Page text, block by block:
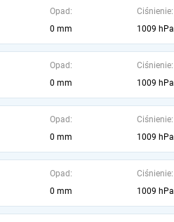
Opad:
0 mm
Ciśnienie:
1009 hPa
Opad:
0 mm
Ciśnienie:
1009 hPa
Opad:
0 mm
Ciśnienie:
1009 hPa
Opad:
0 mm
Ciśnienie:
1009 hPa